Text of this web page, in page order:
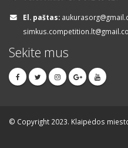
El. paštas:
Sekite mus
© Copyright 2023. Klaipėdos